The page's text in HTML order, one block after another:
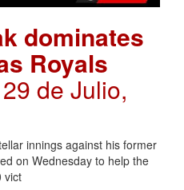
dominates
Royals
de Julio,
innings against his former
on Wednesday to help the
vict